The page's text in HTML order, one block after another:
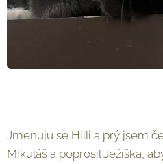
Jmenuju se Hiili a prý jsem
Mikuláš a poprosil Ježíška,